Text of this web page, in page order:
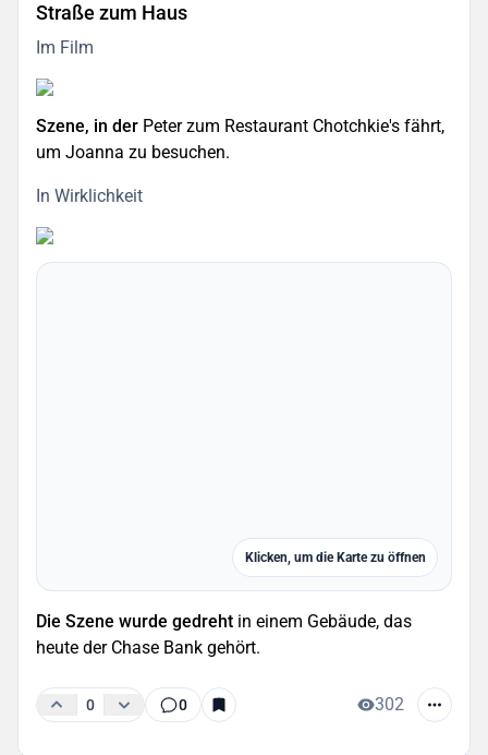
Straße zum Haus
Im Film
Szene, in der Peter zum Restaurant Chotchkie's fährt,
um Joanna zu besuchen.
In Wirklichkeit
Klicken, um die Karte zu öffnen
Die Szene wurde gedreht in einem Gebäude, das
heute der Chase Bank gehört.
0 0 302